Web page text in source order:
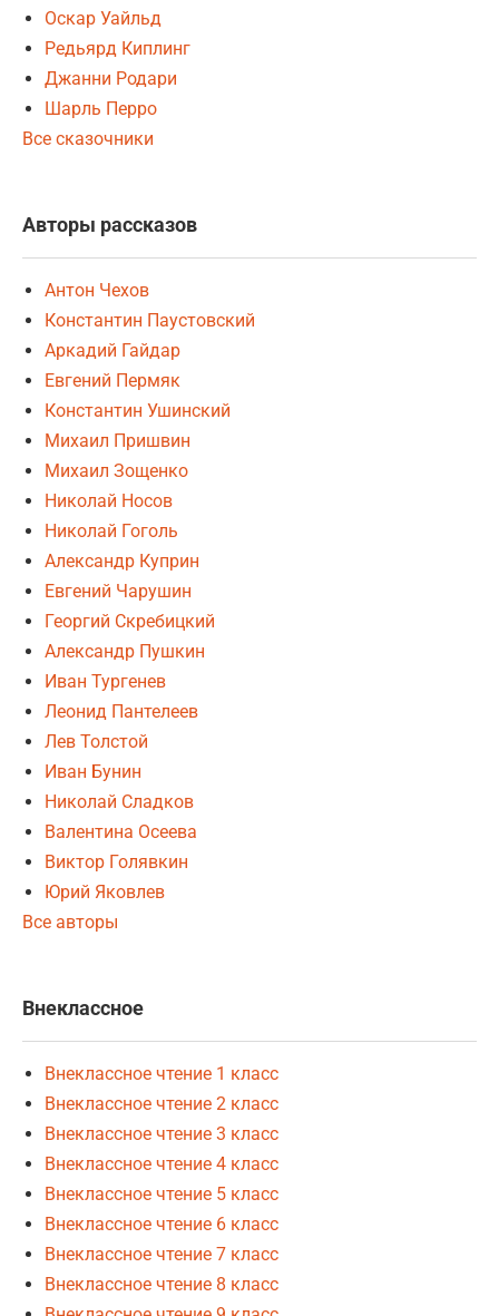
Оскар Уайльд
Редьярд Киплинг
Джанни Родари
Шарль Перро
Все сказочники
Авторы рассказов
Антон Чехов
Константин Паустовский
Аркадий Гайдар
Евгений Пермяк
Константин Ушинский
Михаил Пришвин
Михаил Зощенко
Николай Носов
Николай Гоголь
Александр Куприн
Евгений Чарушин
Георгий Скребицкий
Александр Пушкин
Иван Тургенев
Леонид Пантелеев
Лев Толстой
Иван Бунин
Николай Сладков
Валентина Осеева
Виктор Голявкин
Юрий Яковлев
Все авторы
Внеклассное
Внеклассное чтение 1 класс
Внеклассное чтение 2 класс
Внеклассное чтение 3 класс
Внеклассное чтение 4 класс
Внеклассное чтение 5 класс
Внеклассное чтение 6 класс
Внеклассное чтение 7 класс
Внеклассное чтение 8 класс